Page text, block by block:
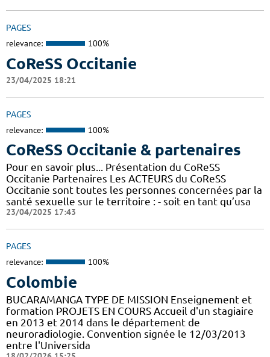
PAGES
relevance: 100%
CoReSS Occitanie
23/04/2025 18:21
PAGES
relevance: 100%
CoReSS Occitanie & partenaires
Pour en savoir plus... Présentation du CoReSS
Occitanie Partenaires Les ACTEURS du CoReSS
Occitanie sont toutes les personnes concernées par la
santé sexuelle sur le territoire : - soit en tant qu’usa
23/04/2025 17:43
PAGES
relevance: 100%
Colombie
BUCARAMANGA TYPE DE MISSION Enseignement et
formation PROJETS EN COURS Accueil d'un stagiaire
en 2013 et 2014 dans le département de
neuroradiologie. Convention signée le 12/03/2013
entre l'Universida